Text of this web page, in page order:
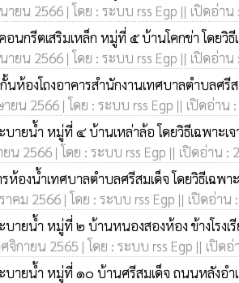
ยน 2566 | โดย : ระบบ rss Egp || เปิดอ่าน
นกรีตเสริมเหล็ก หมู่ที่ ๕ บ้านโคกข่า โดยวิธี
ยน 2566 | โดย : ระบบ rss Egp || เปิดอ่าน
ห้องโถงอาคารสำนักงานเทศบาลตำบลศรีส
ยน 2566 | โดย : ระบบ rss Egp || เปิดอ่าน
บายน้ำ หมู่ที่ ๔ บ้านเหล่าล้อ โดยวิธีเฉพาะเจ
น 2566 | โดย : ระบบ rss Egp || เปิดอ่าน :
ห้องน้ำเทศบาลตำบลศรีสมเด็จ โดยวิธีเฉพา
คม 2566 | โดย : ระบบ rss Egp || เปิดอ่าน
บายน้ำ หมู่ที่ ๒ บ้านหนองสองห้อง ข้างโรง
กายน 2565 | โดย : ระบบ rss Egp || เปิดอ่
บายน้ำ หมู่ที่ ๑๐ บ้านศรีสมเด็จ ถนนหลังอำเ